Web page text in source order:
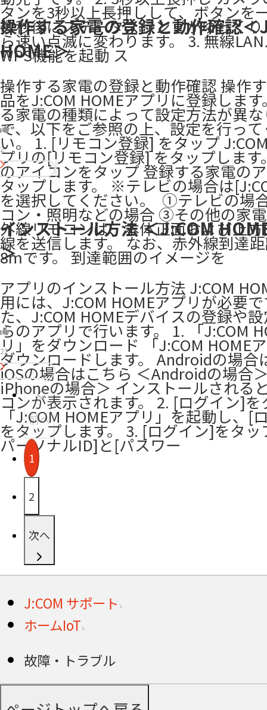
タンを3秒以上長押しして、ボタンを
数秒後にステータスランプがゆっく
ら速い点滅に変わります。 3. 無線
WPS機能を起動 ス
操作する家電の登録と動作確認＜
HOME＞
操作する家電の登録と動作確認 操作
品をJ:COM HOMEアプリに登録しま
る家電の種類によって設定方法が異
で、以下をご参照の上、設定を行っ
い。 1. [リモコン登録] をタップ
プリの[リモコン登録] をタップします
のアイコンをタップ 登録する家電の
タップします。 ※テレビの場合は
を選択してください。 ​ ①テレビの場
コン・照明などの場合 ③その他の家
外線リモコンは、本体正面および上
線を送信します。 なお、赤外線到達
8mです。 到達範囲のイメージを
2
インストール方法 ＜J:COM
＞
アプリのインストール方法 J:COM
用には、J:COM HOMEアプリが必要
た、J:COM HOMEデバイスの登録や
らのアプリで行います。 1. 「J:COM
リ」をダウンロード 「J:COM HOME
ダウンロードします。 Androidの場合
iOSの場合はこちら ＜Androidの場合
iPhoneの場合＞ インストールされる
コンが表示されます。 2. [ログイン]を
「J:COM HOMEアプリ」を起動し、[
をタップします。 3. [ログイン]をタッ
パーソナルID]と[パスワー
22
前へ
1
2
次へ
J:COM サポート
ホームIoT
故障・トラブル